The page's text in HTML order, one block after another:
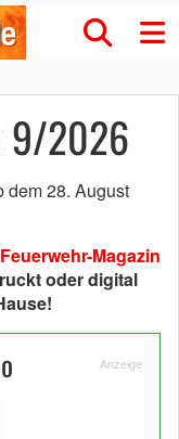
9/2026
dem 28. August
Feuerwehr-Magazin
oder digital
Anzeige